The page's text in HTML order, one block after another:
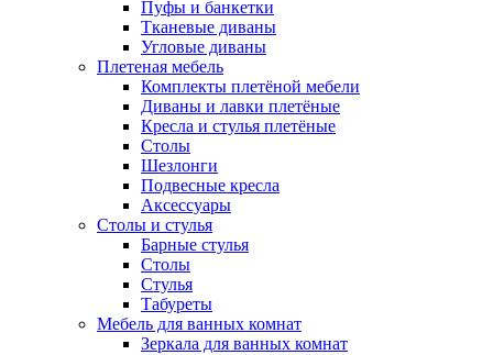
Пуфы и банкетки
Тканевые диваны
Угловые диваны
Плетеная мебель
Комплекты плетёной мебели
Диваны и лавки плетёные
Кресла и стулья плетёные
Столы
Шезлонги
Подвесные кресла
Аксессуары
Столы и стулья
Барные стулья
Столы
Стулья
Табуреты
Мебель для ванных комнат
Зеркала для ванных комнат